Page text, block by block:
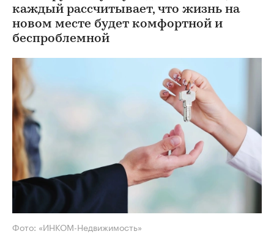
каждый рассчитывает, что жизнь на
новом месте будет комфортной и
беспроблемной
Фото: «ИНКОМ-Недвижимость»